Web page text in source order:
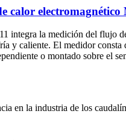
calor electromagnético
integra la medición del flujo
y caliente. El medidor
o montado sobre el
en la industria de los